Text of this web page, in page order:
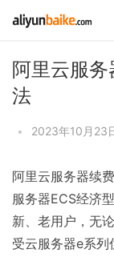
阿里云服
法
• 2023年10月23
阿里云服务器续
服务器ECS经济
新、老用户，无
受云服务器e系列